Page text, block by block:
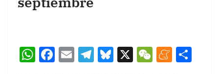
W F
E
T
Bl X
W M